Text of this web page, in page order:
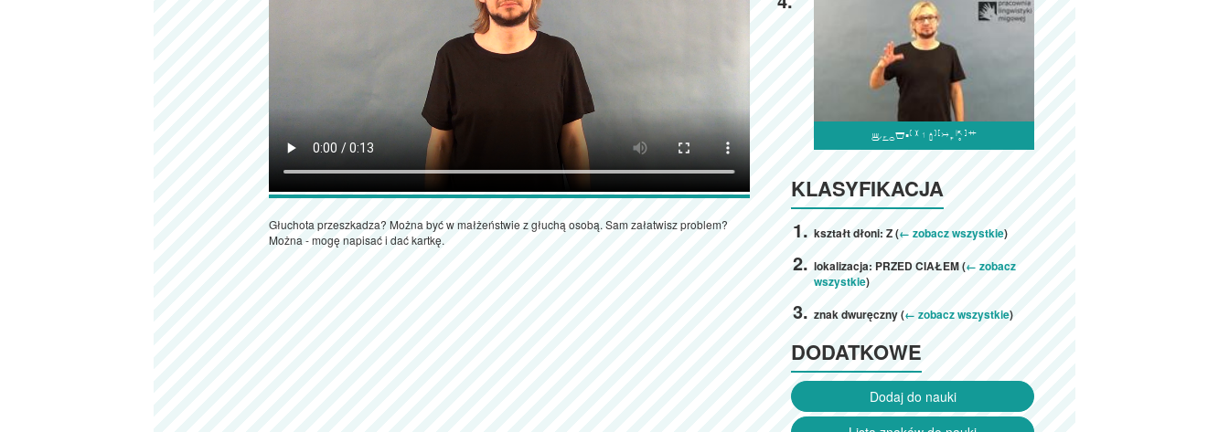
Głuchota przeszkadza? Można być w małżeństwie z głuchą osobą. Sam załatwisz problem?
Można - mogę napisać i dać kartkę.

KLASYFIKACJA
kształt dłoni: Z (← zobacz wszystkie)
lokalizacja: PRZED CIAŁEM (← zobacz
wszystkie)
znak dwuręczny (← zobacz wszystkie)
DODATKOWE
Dodaj do nauki